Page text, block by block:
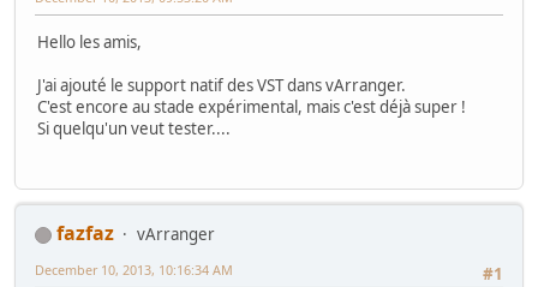
Hello les amis,
J'ai ajouté le support natif des VST dans vArranger.
C'est encore au stade expérimental, mais c'est déjà super !
Si quelqu'un veut tester....
fazfaz
vArranger
#1
December 10, 2013, 10:16:34 AM